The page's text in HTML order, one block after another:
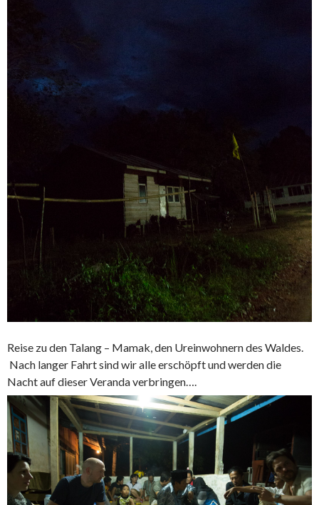
Reise zu den Talang – Mamak, den Ureinwohnern des Waldes.
Nach langer Fahrt sind wir alle erschöpft und werden die
Nacht auf dieser Veranda verbringen….